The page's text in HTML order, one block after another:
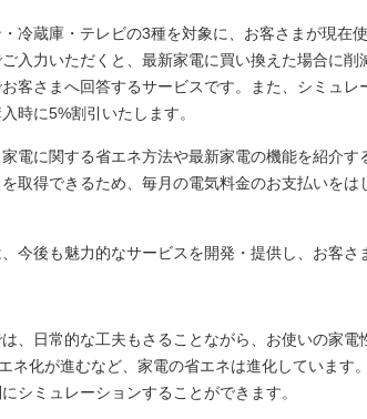
冷蔵庫・テレビの3種を対象に、お客さまが現在
入力いただくと、最新家電に買い換えた場合に
客さまへ回答するサービスです。また、シミュ
時に5%割引いたします。
電に関する省エネ方法や最新家電の機能を紹介
取得できるため、毎月の電気料金のお支払いを
今後も魅力的なサービスを開発・提供し、お客さ
、日常的な工夫もさることながら、お使いの家
ネ化が進むなど、家電の省エネは進化しています
シミュレーションすることができます。